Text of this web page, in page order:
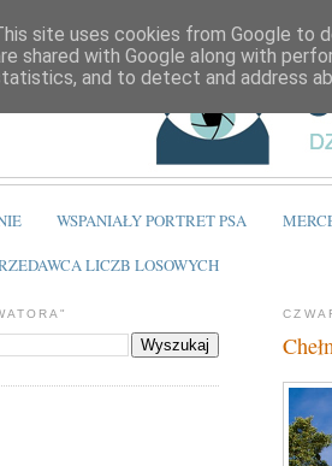
WSPANIAŁY PORTRET PSA
LICZB LOSOWYCH
site uses cookies from Google to
shared with Google along with
and to detect and address